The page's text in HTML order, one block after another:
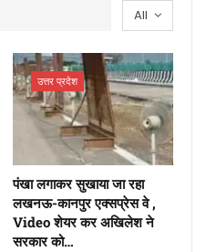
All
उत्तर प्रदेश
पंखा लगाकर सुखाया जा रहा
लखनऊ-कानपुर एक्सप्रेस वे ,
Video शेयर कर अखिलेश ने
सरकार को…